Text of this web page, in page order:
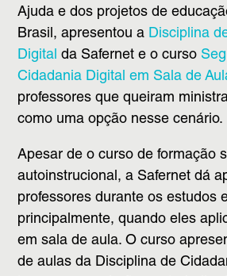
Ajuda e dos projetos de
Brasil, apresentou a Disciplina
Digital da Safernet e o curso
Cidadania Digital em Sala de
professores que queiram
como uma opção nesse cenário.
Apesar de o curso de formação
autoinstrucional, a Safernet dá
professores durante os estudos
principalmente, quando eles
em sala de aula. O curso
de aulas da Disciplina de